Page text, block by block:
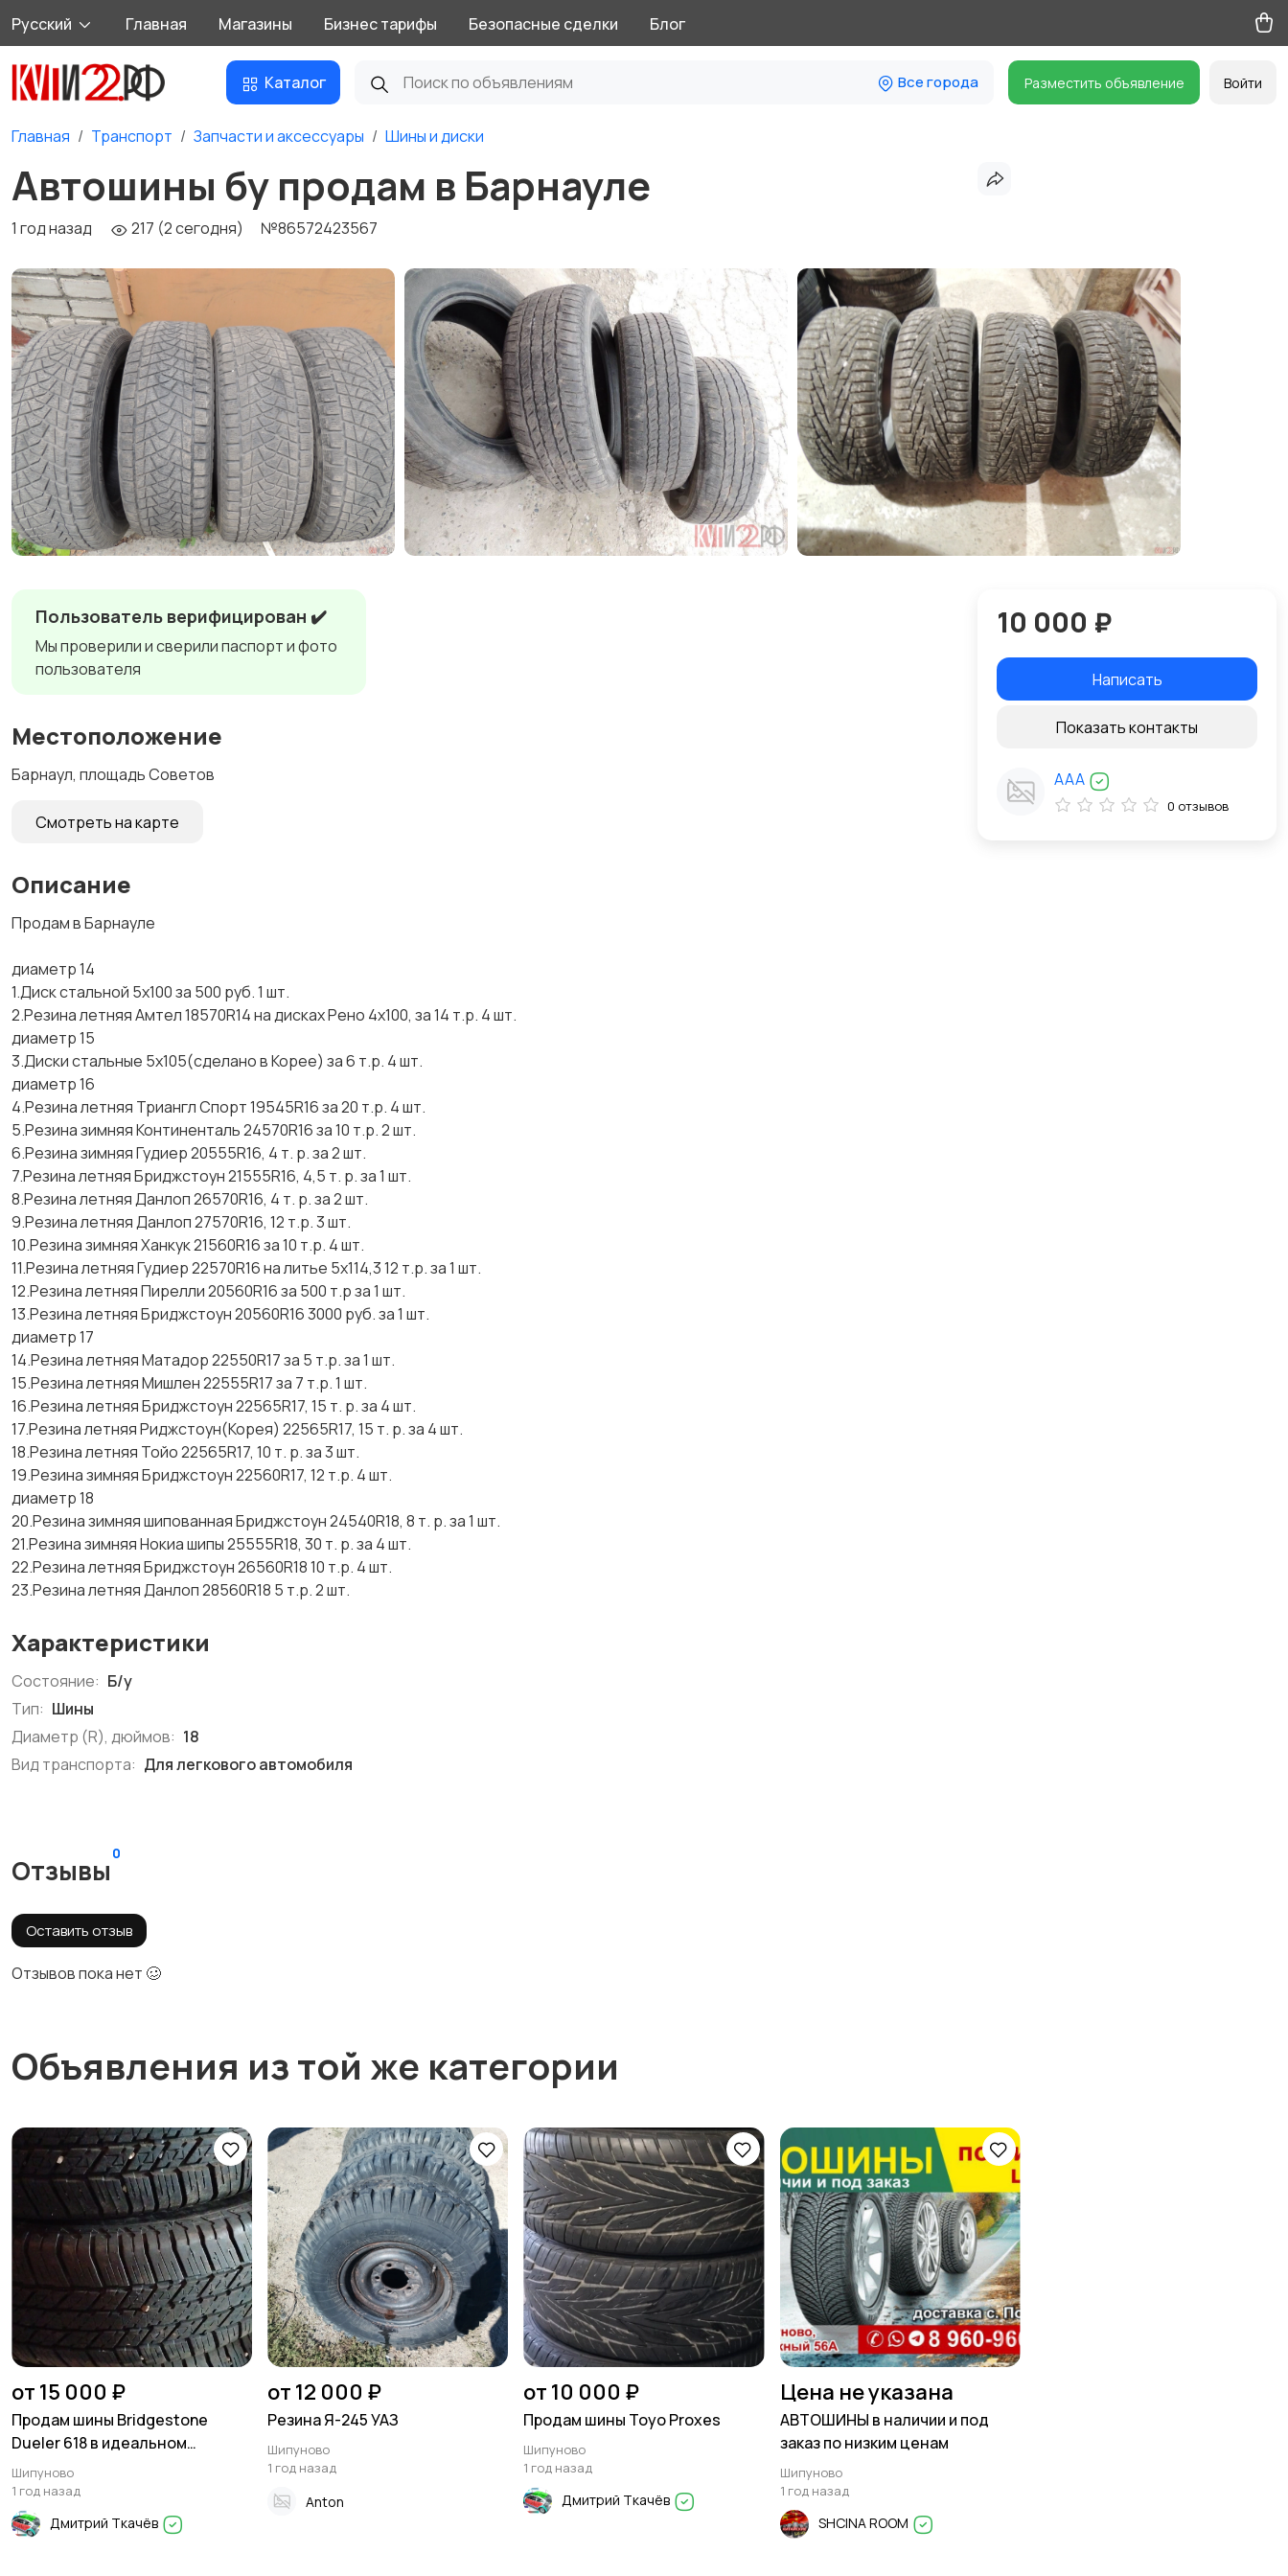
Русский Главная Магазины Бизнес тарифы Безопасные сделки Блог
Каталог Все города Разместить объявление Войти
Главная Транспорт Запчасти и аксессуары Шины и диски
Автошины бу продам в Барнауле
1 год назад 217 (2 сегодня) №86572423567
Пользователь верифицирован ✔️
Мы проверили и сверили паспорт и фото
пользователя
Местоположение
Барнаул, площадь Советов
Смотреть на карте
Описание
Продам в Барнауле
диаметр 14
1.Диск стальной 5х100 за 500 руб. 1 шт.
2.Резина летняя Амтел 18570R14 на дисках Рено 4х100, за 14 т.р. 4 шт.
диаметр 15
3.Диски стальные 5х105(сделано в Корее) за 6 т.р. 4 шт.
диаметр 16
4.Резина летняя Триангл Спорт 19545R16 за 20 т.р. 4 шт.
5.Резина зимняя Континенталь 24570R16 за 10 т.р. 2 шт.
6.Резина зимняя Гудиер 20555R16, 4 т. р. за 2 шт.
7.Резина летняя Бриджстоун 21555R16, 4,5 т. р. за 1 шт.
8.Резина летняя Данлоп 26570R16, 4 т. р. за 2 шт.
9.Резина летняя Данлоп 27570R16, 12 т.р. 3 шт.
10.Резина зимняя Ханкук 21560R16 за 10 т.р. 4 шт.
11.Резина летняя Гудиер 22570R16 на литье 5х114,3 12 т.р. за 1 шт.
12.Резина летняя Пирелли 20560R16 за 500 т.р за 1 шт.
13.Резина летняя Бриджстоун 20560R16 3000 руб. за 1 шт.
диаметр 17
14.Резина летняя Матадор 22550R17 за 5 т.р. за 1 шт.
15.Резина летняя Мишлен 22555R17 за 7 т.р. 1 шт.
16.Резина летняя Бриджстоун 22565R17, 15 т. р. за 4 шт.
17.Резина летняя Риджстоун(Корея) 22565R17, 15 т. р. за 4 шт.
18.Резина летняя Тойо 22565R17, 10 т. р. за 3 шт.
19.Резина зимняя Бриджстоун 22560R17, 12 т.р. 4 шт.
диаметр 18
20.Резина зимняя шипованная Бриджстоун 24540R18, 8 т. р. за 1 шт.
21.Резина зимняя Нокиа шипы 25555R18, 30 т. р. за 4 шт.
22.Резина летняя Бриджстоун 26560R18 10 т.р. 4 шт.
23.Резина летняя Данлоп 28560R18 5 т.р. 2 шт.
Характеристики
Состояние: Б/у
Тип: Шины
Диаметр (R), дюймов: 18
Вид транспорта: Для легкового автомобиля
Отзывы
0
Оставить отзыв
Отзывов пока нет 🥴
10 000 ₽
Написать
Показать контакты
AAA
0 отзывов
Объявления из той же категории
от 15 000 ₽
Продам шины Bridgestone
Dueler 618 в идеальном
состоянии
Шипуново
1 год назад
Дмитрий Ткачёв
от 12 000 ₽
Резина Я-245 УАЗ
Шипуново
1 год назад
Anton
от 10 000 ₽
Продам шины Toyo Proxes
Шипуново
1 год назад
Дмитрий Ткачёв
Цена не указана
АВТОШИНЫ в наличии и под
заказ по низким ценам
Шипуново
1 год назад
SHCINA ROOM